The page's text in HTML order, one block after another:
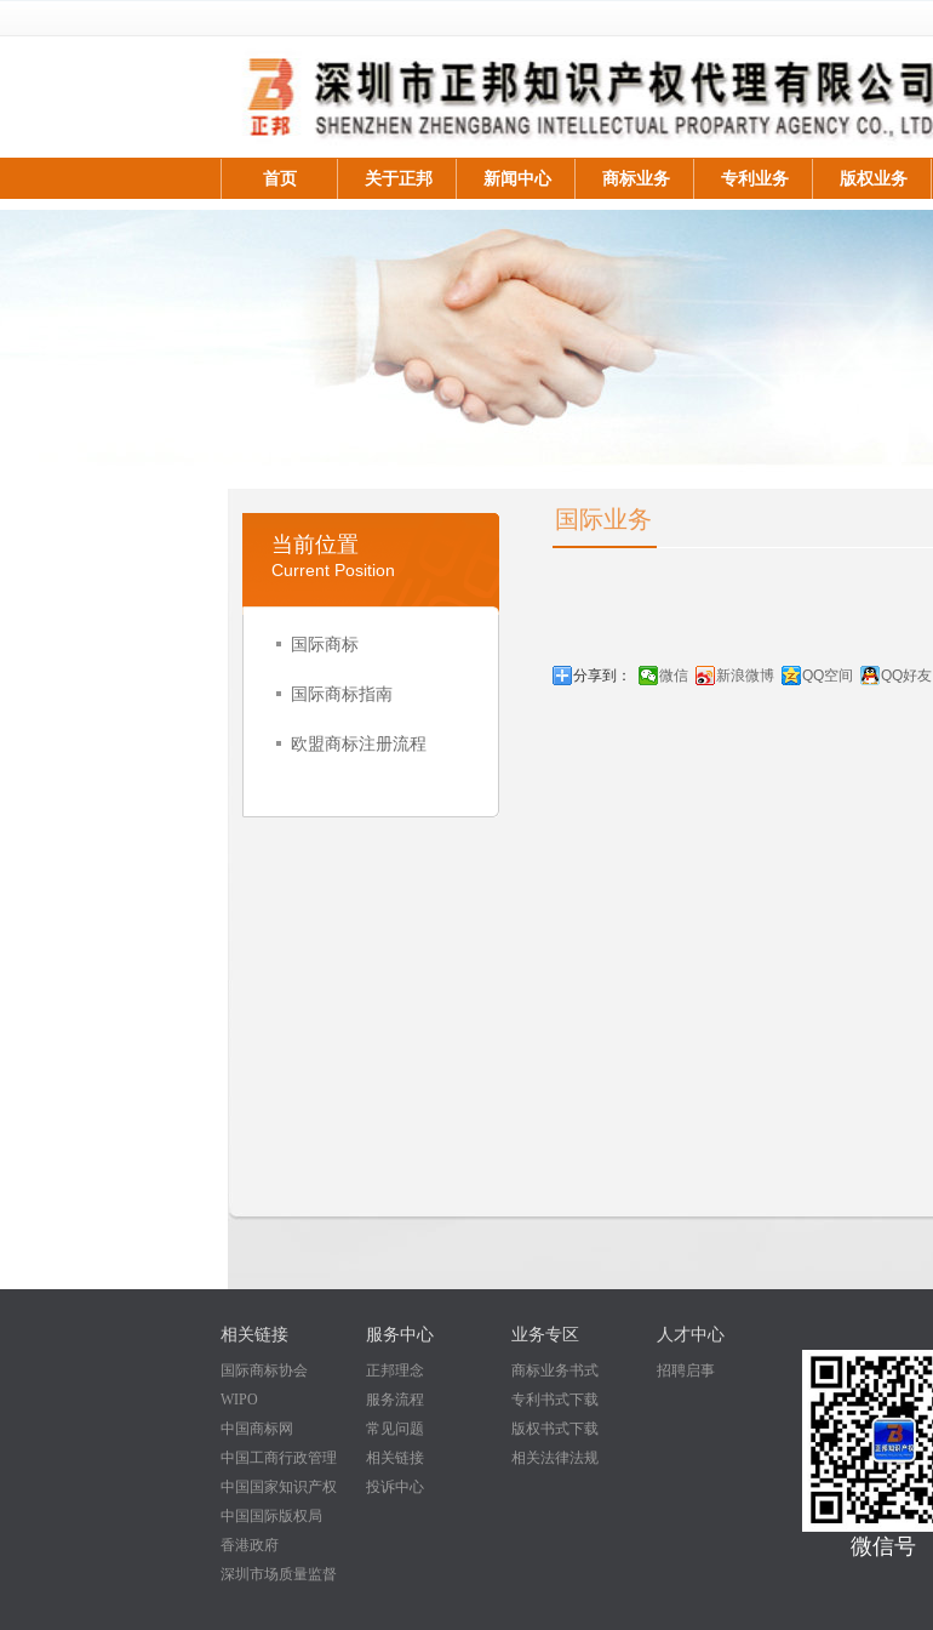
首页 关于正邦 新闻中心 商标业务 专利业务 版权业务
当前位置
Current Position
国际商标
国际商标指南
欧盟商标注册流程
国际业务
分享到： 微信 新浪微博 QQ空间 QQ好友
相关链接
国际商标协会
WIPO
中国商标网
中国工商行政管理
中国国家知识产权
中国国际版权局
香港政府
深圳市场质量监督
服务中心
正邦理念
服务流程
常见问题
相关链接
投诉中心
业务专区
商标业务书式
专利书式下载
版权书式下载
相关法律法规
人才中心
招聘启事
微信号